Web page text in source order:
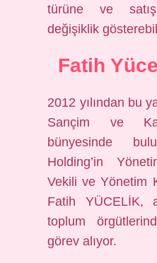
türüne ve
değişiklik
Fatih
2012 yılından bu
Sançim ve
bünyesinde
Holding’in
Vekili ve Yönetim
Fatih YÜCELİK,
toplum
görev alıyor.